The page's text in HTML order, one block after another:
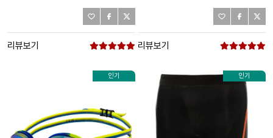
리뷰보기 리뷰보기
인기 인기